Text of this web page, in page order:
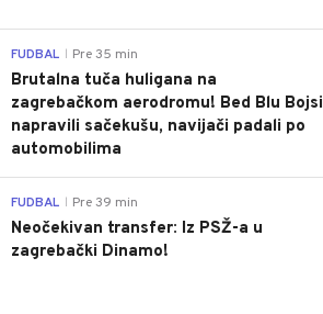
FUDBAL Pre 35 min
Brutalna tuča huligana na
zagrebačkom aerodromu! Bed Blu Bojsi
napravili sačekušu, navijači padali po
automobilima
FUDBAL Pre 39 min
Neočekivan transfer: Iz PSŽ-a u
zagrebački Dinamo!